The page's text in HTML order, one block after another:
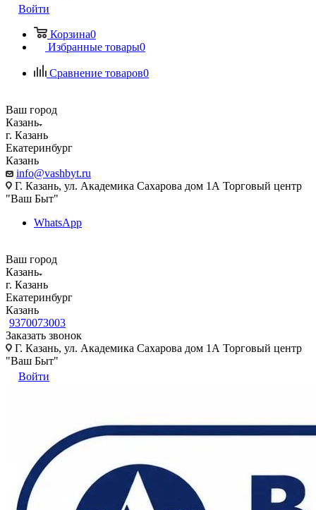
Войти
Корзина0
Избранные товары0
Сравнение товаров0
Ваш город
Казань
г. Казань
Екатеринбург
Казань
info@vashbyt.ru
Г. Казань, ул. Академика Сахарова дом 1А Торговый центр
"Ваш Быт"
WhatsApp
Ваш город
Казань
г. Казань
Екатеринбург
Казань
9370073003
Заказать звонок
Г. Казань, ул. Академика Сахарова дом 1А Торговый центр
"Ваш Быт"
Войти